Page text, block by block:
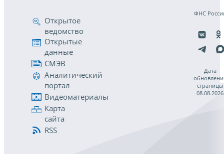
Открытое
ведомство
Открытые
данные
СМЭВ
Аналитический
портал
Видеоматериалы
Карта
сайта
RSS
ФНС
Дата
страницы
08.08.2026